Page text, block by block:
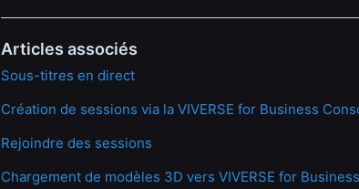
Articles associés
Sous-titres en direct
Création de sessions via la VIVERSE for Business
Rejoindre des sessions
Chargement de modèles 3D vers VIVERSE for Business